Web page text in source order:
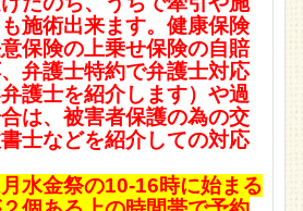
施術出来ます。健康保険
保険の上乗せ保険の自賠
弁護士特約で弁護士対応
弁護士を紹介します）や過
は、被害者保護の為の交
士などを紹介しての対応
水金祭の10-16時に始まる